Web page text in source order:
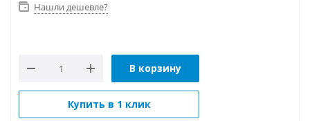
Нашли дешевле?
В корзину
Купить в 1 клик